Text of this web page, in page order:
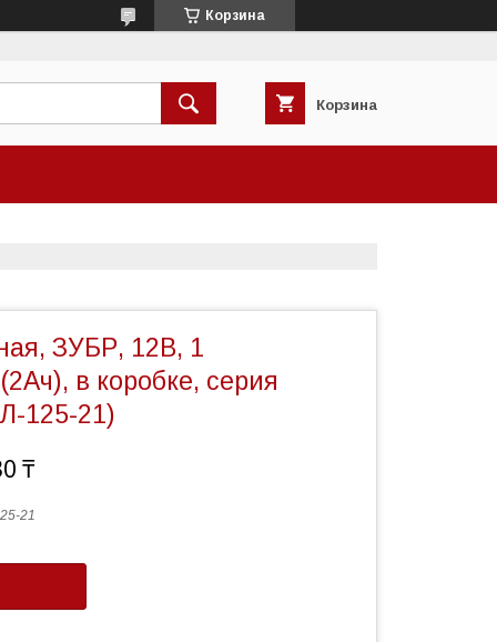
Корзина
Корзина
ЗУБР, 12В, 1
в коробке, серия
125-21)
₸
21